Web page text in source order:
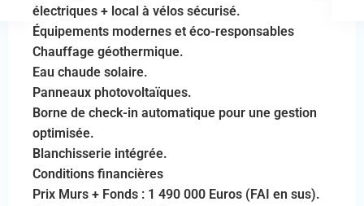
électriques + local à vélos sécurisé.
Équipements modernes et éco-responsables
Chauffage géothermique.
Eau chaude solaire.
Panneaux photovoltaïques.
Borne de check-in automatique pour une gestion
optimisée.
Blanchisserie intégrée.
Conditions financières
Prix Murs + Fonds : 1 490 000 Euros (FAI en sus).